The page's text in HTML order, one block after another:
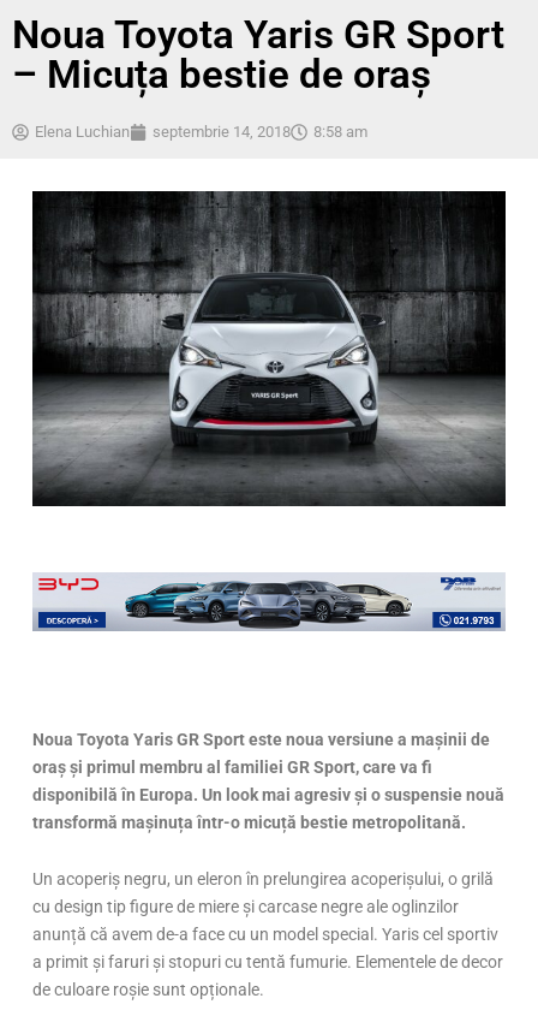
Noua Toyota Yaris GR Sport
– Micuța bestie de oraș
Elena Luchian septembrie 14, 2018 8:58 am
Noua Toyota Yaris GR Sport este noua versiune a mașinii de
oraș și primul membru al familiei GR Sport, care va fi
disponibilă în Europa. Un look mai agresiv și o suspensie nouă
transformă mașinuța într-o micuță bestie metropolitană.
Un acoperiș negru, un eleron în prelungirea acoperișului, o grilă
cu design tip figure de miere și carcase negre ale oglinzilor
anunță că avem de-a face cu un model special. Yaris cel sportiv
a primit și faruri și stopuri cu tentă fumurie. Elementele de decor
de culoare roșie sunt opționale.